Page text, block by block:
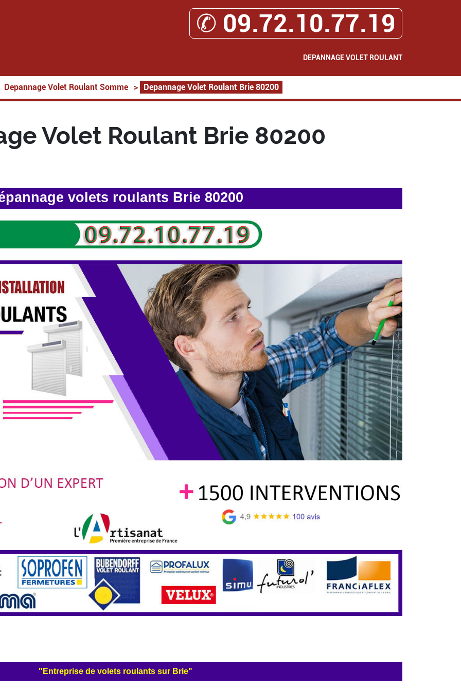
✆ 09.72.10.77.19
DEPANNAGE VOLET ROULANT
Depannage Volet Roulant Somme > Depannage Volet Roulant Brie 80200
Volet Roulant Brie 80200
volets roulants Brie 80200
"Entreprise de volets roulants sur Brie"